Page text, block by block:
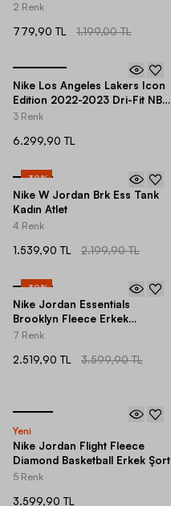
2 Renk
779,90 TL 1.199,00 TL
Nike Los Angeles Lakers Icon
Edition 2022-2023 Dri-Fit NBA
Erkek Forma
3 Renk
6.299,90 TL
-30%
Nike W Jordan Brk Ess Tank
Kadın Atlet
4 Renk
1.539,90 TL 2.199,90 TL
-30%
Nike Jordan Essentials
Brooklyn Fleece Erkek
Eşofman Altı
7 Renk
2.519,90 TL 3.599,90 TL
Yeni
Nike Jordan Flight Fleece
Diamond Basketball Erkek Şort
5 Renk
3.599,90 TL